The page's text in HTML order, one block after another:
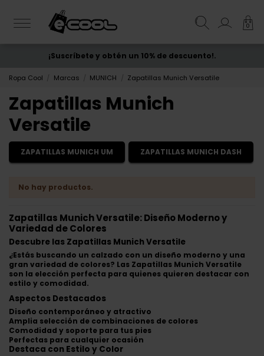
0
ENVÍO GRATIS desde 50€
¡Suscríbete y obtén un 10% de descuento!.
Ropa Cool Marcas MUNICH Zapatillas Munich Versatile
Zapatillas Munich
Versatile
ZAPATILLAS MUNICH UM ZAPATILLAS MUNICH DASH
No hay productos.
Zapatillas Munich Versatile: Diseño Moderno y
Variedad de Colores
Descubre las Zapatillas Munich Versatile
¿Estás buscando un calzado con un diseño moderno y una
gran variedad de colores? Las Zapatillas Munich Versatile
son la elección perfecta para quienes quieren destacar con
estilo y comodidad.
Aspectos Destacados
Diseño contemporáneo y atractivo
Amplia selección de combinaciones de colores
Comodidad y soporte para tus pies
Perfectas para cualquier ocasión
Destaca con Estilo y Color